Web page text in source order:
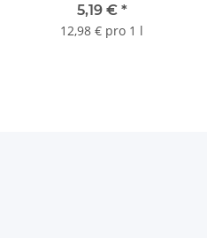
5,19 € *
12,98 € pro 1 l